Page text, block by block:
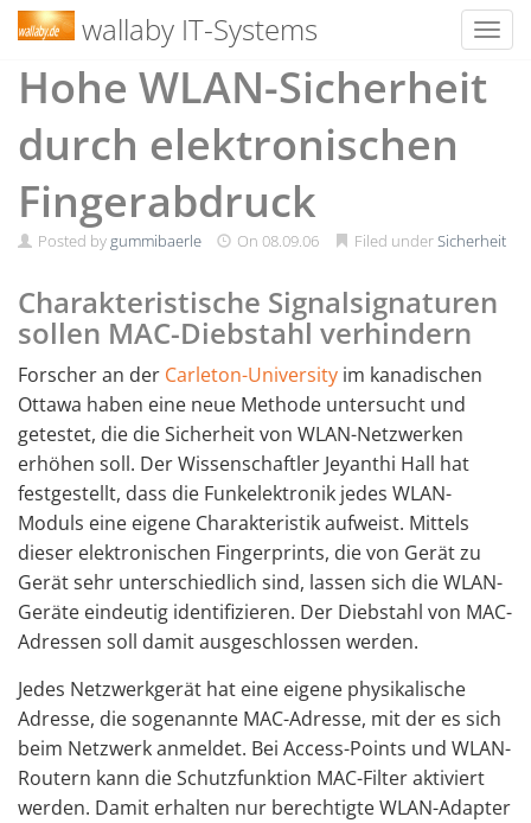
Skip
wallaby IT-Systems
Hohe WLAN-Sicherheit
durch elektronischen
Fingerabdruck
Posted bygummibaerle On 08.09.06 Filed underSicherheit
Charakteristische Signalsignaturen
sollen MAC-Diebstahl verhindern
Forscher an der Carleton-University im kanadischen
Ottawa haben eine neue Methode untersucht und
getestet, die die Sicherheit von WLAN-Netzwerken
erhöhen soll. Der Wissenschaftler Jeyanthi Hall hat
festgestellt, dass die Funkelektronik jedes WLAN-
Moduls eine eigene Charakteristik aufweist. Mittels
dieser elektronischen Fingerprints, die von Gerät zu
Gerät sehr unterschiedlich sind, lassen sich die WLAN-
Geräte eindeutig identifizieren. Der Diebstahl von MAC-
Adressen soll damit ausgeschlossen werden.
Jedes Netzwerkgerät hat eine eigene physikalische
Adresse, die sogenannte MAC-Adresse, mit der es sich
beim Netzwerk anmeldet. Bei Access-Points und WLAN-
Routern kann die Schutzfunktion MAC-Filter aktiviert
werden. Damit erhalten nur berechtigte WLAN-Adapter